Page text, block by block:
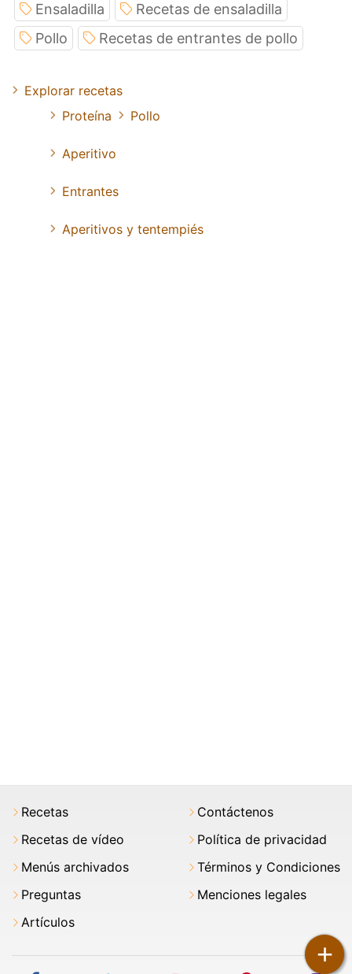
+
Ensaladilla
Recetas de ensaladilla
Pollo
Recetas de entrantes de pollo
Explorar recetas
Proteína
Pollo
Aperitivo
Entrantes
Aperitivos y tentempiés
Recetas
Recetas de vídeo
Menús archivados
Preguntas
Artículos
Contáctenos
Política de privacidad
Términos y Condiciones
Menciones legales